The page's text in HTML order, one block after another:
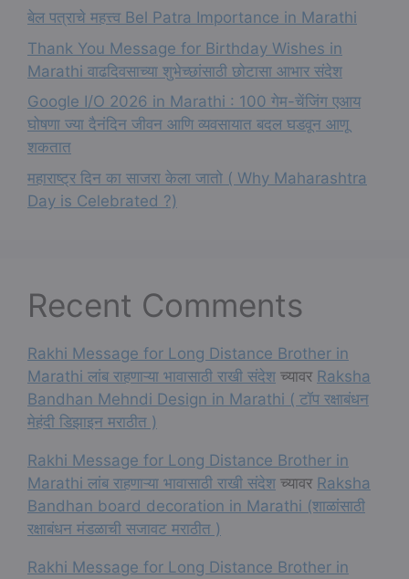
बेल पत्राचे महत्त्व Bel Patra Importance in Marathi
Thank You Message for Birthday Wishes in
Marathi वाढदिवसाच्या शुभेच्छांसाठी छोटासा आभार संदेश
Google I/O 2026 in Marathi : 100 गेम-चेंजिंग एआय
घोषणा ज्या दैनंदिन जीवन आणि व्यवसायात बदल घडवून आणू
शकतात
महाराष्ट्र दिन का साजरा केला जातो ( Why Maharashtra
Day is Celebrated ?)
Recent Comments
Rakhi Message for Long Distance Brother in
Marathi लांब राहणाऱ्या भावासाठी राखी संदेश च्यावर Raksha
Bandhan Mehndi Design in Marathi ( टॉप रक्षाबंधन
मेहंदी डिझाइन मराठीत )
Rakhi Message for Long Distance Brother in
Marathi लांब राहणाऱ्या भावासाठी राखी संदेश च्यावर Raksha
Bandhan board decoration in Marathi (शाळांसाठी
रक्षाबंधन मंडळाची सजावट मराठीत )
Rakhi Message for Long Distance Brother in